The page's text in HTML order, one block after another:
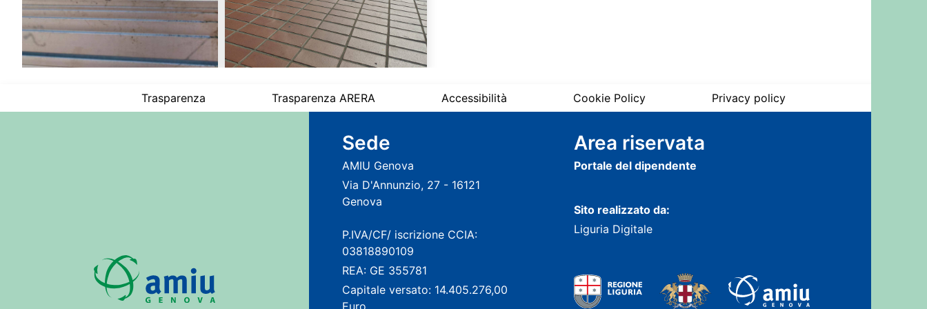
Trasparenza Trasparenza ARERA Accessibilità Cookie Policy Privacy policy
Sede
AMIU Genova
Via D'Annunzio, 27 - 16121
Genova
P.IVA/CF/ iscrizione CCIA:
03818890109
REA: GE 355781
Capitale versato: 14.405.276,00
Area riservata
Portale del dipendente
Sito realizzato da:
Liguria Digitale